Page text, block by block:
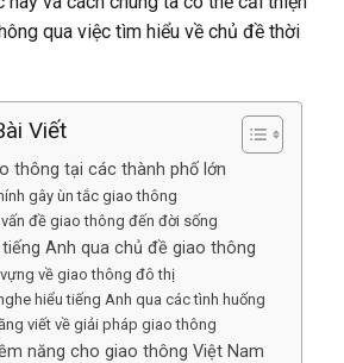
qua việc tìm hiểu về chủ đề thời
Viết
thông tại các thành phố lớn
gây ùn tắc giao thông
đề giao thông đến đời sống
Anh qua chủ đề giao thông
về giao thông đô thị
hiểu tiếng Anh qua các tình huống
viết về giải pháp giao thông
năng cho giao thông Việt Nam